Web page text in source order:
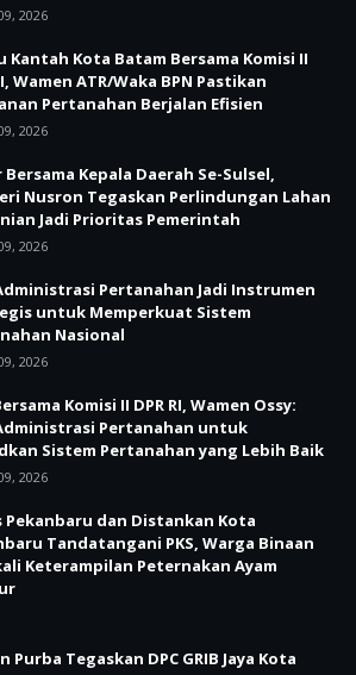
2026
Kantah Kota Batam Bersama Komisi II
Wamen ATR/Waka BPN Pastikan
Pertanahan Berjalan Efisien
2026
Bersama Kepala Daerah Se-Sulsel,
Nusron Tegaskan Perlindungan Lahan
Jadi Prioritas Pemerintah
2026
Pertanahan Jadi Instrumen
untuk Memperkuat Sistem
Nasional
2026
Komisi II DPR RI, Wamen Ossy:
Pertanahan untuk
Sistem Pertanahan yang Lebih Baik
2026
Pekanbaru dan Distankan Kota
Tandatangani PKS, Warga Binaan
Keterampilan Peternakan Ayam
Purba Tegaskan DPC GRIB Jaya Kota